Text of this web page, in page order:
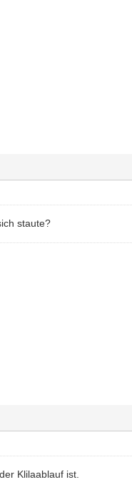
staute?
Klilaablauf ist.